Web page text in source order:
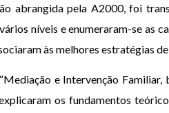
abrangida pela A2000, foi
níveis e enumeraram-se as
às melhores estratégias
e Intervenção
os fundamentos